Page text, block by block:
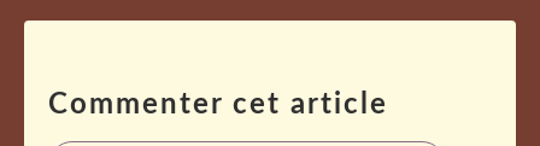
Commenter cet article